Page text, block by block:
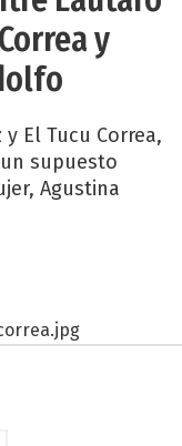
y
El Tucu Correa,
supuesto
Agustina